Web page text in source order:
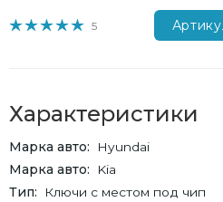
5
Характеристики
Марка авто
Hyundai
Марка авто
Kia
Тип
Ключи с местом под чип